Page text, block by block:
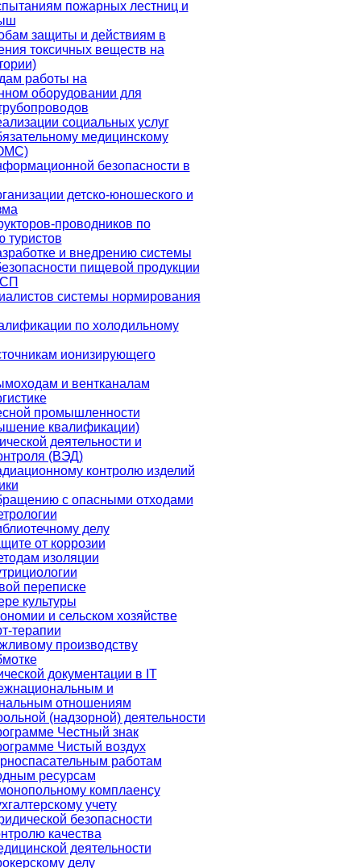
пожарных лестниц и
защиты и действиям в
токсичных веществ на
работы на
оборудовании для
социальных услуг
медицинскому
безопасности в
детско-юношеского и
проводников по
туристов
и внедрению системы
пищевой продукции
системы нормирования
по холодильному
ионизирующего
и вентканалам
промышленности
квалификации)
деятельности и
(ВЭД)
контролю изделий
с опасными отходами
делу
от коррозии
изоляции
переписке
культуры
и сельском хозяйстве
терапии
производству
документации в IT
и
отношениям
(надзорной) деятельности
Честный знак
Чистый воздух
работам
ресурсам
комплаенсу
учету
безопасности
качества
деятельности
делу